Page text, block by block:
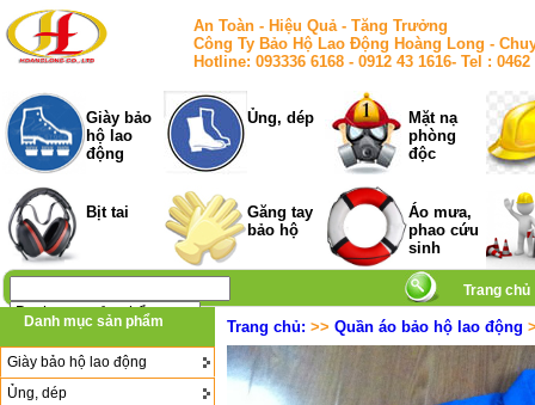
An Toàn - Hiệu Quả - Tăng Trưởng
Công Ty Bảo Hộ Lao Động Hoàng Long -
Hotline: 093336 6168 - 0912 43 1616- Tel :
Giày bảo
hộ lao
động
Ủng, dép
Mặt nạ
phòng
độc
Bịt tai
Găng tay
bảo hộ
Áo mưa,
phao cứu
sinh
Trang chủ
Danh mục sản phẩm
Giày bảo hộ lao động
Ủng, dép
Trang chủ: >> Quần áo bảo hộ lao động